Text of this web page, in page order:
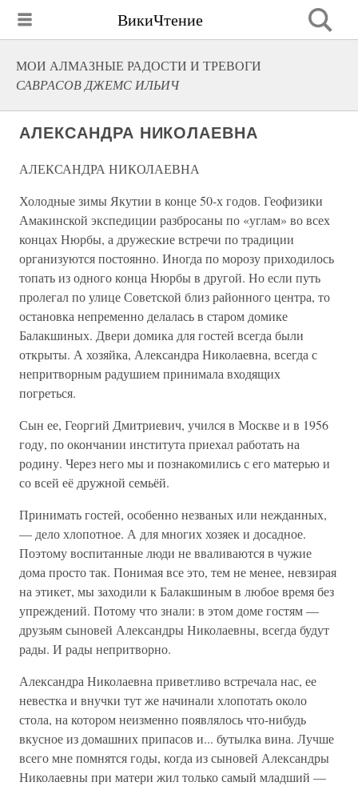
ВикиЧтение
МОИ АЛМАЗНЫЕ РАДОСТИ И ТРЕВОГИ
САВРАСОВ ДЖЕМС ИЛЬИЧ
АЛЕКСАНДРА НИКОЛАЕВНА
АЛЕКСАНДРА НИКОЛАЕВНА
Холодные зимы Якутии в конце 50-х годов. Геофизики
Амакинской экспедиции разбросаны по «углам» во всех
концах Нюрбы, а дружеские встречи по традиции
организуются постоянно. Иногда по морозу приходилось
топать из одного конца Нюрбы в другой. Но если путь
пролегал по улице Советской близ районного центра, то
остановка непременно делалась в старом домике
Балакшиных. Двери домика для гостей всегда были
открыты. А хозяйка, Александра Николаевна, всегда с
непритворным радушием принимала входящих
погреться.
Сын ее, Георгий Дмитриевич, учился в Москве и в 1956
году, по окончании института приехал работать на
родину. Через него мы и познакомились с его матерью и
со всей её дружной семьёй.
Принимать гостей, особенно незваных или нежданных,
— дело хлопотное. А для многих хозяек и досадное.
Поэтому воспитанные люди не вваливаются в чужие
дома просто так. Понимая все это, тем не менее, невзирая
на этикет, мы заходили к Балакшиным в любое время без
упреждений. Потому что знали: в этом доме гостям —
друзьям сыновей Александры Николаевны, всегда будут
рады. И рады непритворно.
Александра Николаевна приветливо встречала нас, ее
невестка и внучки тут же начинали хлопотать около
стола, на котором неизменно появлялось что-нибудь
вкусное из домашних припасов и... бутылка вина. Лучше
всего мне помнятся годы, когда из сыновей Александры
Николаевны при матери жил только самый младший —